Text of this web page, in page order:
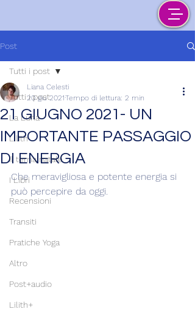
Post
Tutti i post
La Luna
Lilith
Il tema natale
I Libri
Recensioni
Transiti
Pratiche Yoga
Altro
Post+audio
Lilith+
Tutti i post
21 GIUGNO 2021- UN
IMPORTANTE PASSAGGIO
DI ENERGIA
Liana Celesti
20 giu 2021Tempo di lettura: 2 min
Che meravigliosa e potente energia si
può percepire da oggi.